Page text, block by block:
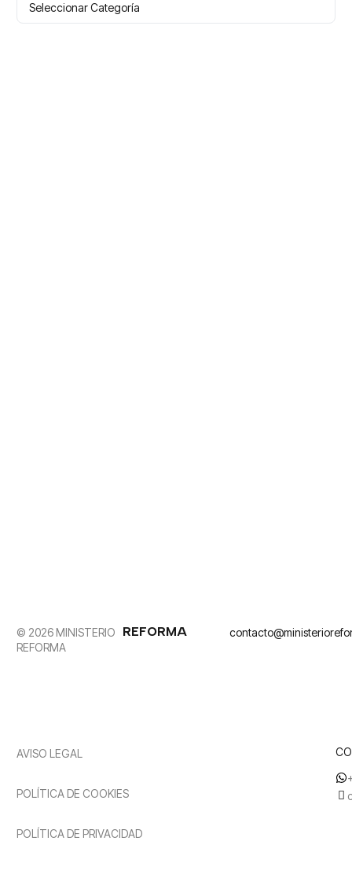
© 2026 MINISTERIO
REFORMA
REFORMA
AVISO LEGAL
POLÍTICA DE COOKIES
POLÍTICA DE PRIVACIDAD